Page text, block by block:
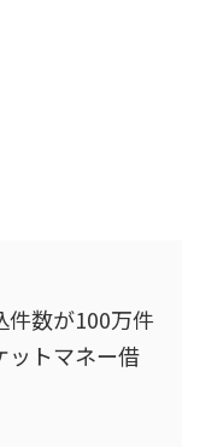
件数が100万件
ットマネー借